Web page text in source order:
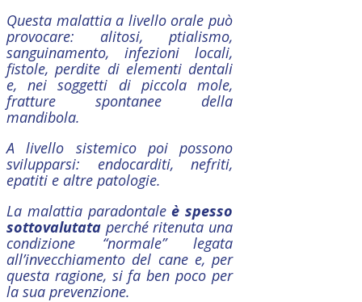
Questa malattia a livello orale può
provocare: alitosi, ptialismo,
sanguinamento, infezioni locali,
fistole, perdite di elementi dentali
e, nei soggetti di piccola mole,
fratture spontanee della
mandibola.
A livello sistemico poi possono
svilupparsi: endocarditi, nefriti,
epatiti e altre patologie.
La malattia paradontaleè spesso
sottovalutata perché ritenuta una
condizione “normale” legata
all’invecchiamento del cane e, per
questa ragione, si fa ben poco per
la sua prevenzione.